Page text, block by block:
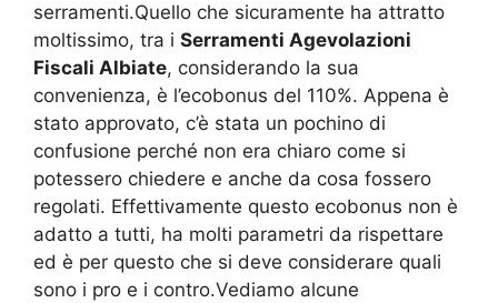
serramenti.Quello che sicuramente ha attratto
moltissimo, tra i Serramenti Agevolazioni
Fiscali Albiate, considerando la sua
convenienza, è l’ecobonus del 110%. Appena è
stato approvato, c’è stata un pochino di
confusione perché non era chiaro come si
potessero chiedere e anche da cosa fossero
regolati. Effettivamente questo ecobonus non è
adatto a tutti, ha molti parametri da rispettare
ed è per questo che si deve considerare quali
sono i pro e i contro.Vediamo alcune